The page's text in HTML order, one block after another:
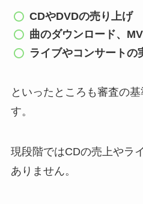
CDやDVDの売り上げ
曲のダウンロード、
ライブやコンサートの
といったところも審査の
す。
現段階ではCDの売上やラ
ありません。